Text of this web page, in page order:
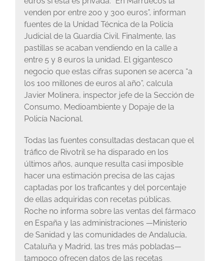
venden por entre 200 y 300 euros”, informan
fuentes de la Unidad Técnica de la Policía
Judicial de la Guardia Civil. Finalmente, las
pastillas se acaban vendiendo en la calle a
entre 5 y 8 euros la unidad. El gigantesco
negocio que estas cifras suponen se acerca “a
los 100 millones de euros al año”, calcula
Javier Molinera, inspector jefe de la Sección de
Consumo, Medioambiente y Dopaje de la
Policía Nacional.
Todas las fuentes consultadas destacan que el
tráfico de Rivotril se ha disparado en los
últimos años, aunque resulta casi imposible
hacer una estimación precisa de las cajas
captadas por los traficantes y del porcentaje
de ellas adquiridas con recetas públicas.
Roche no informa sobre las ventas del fármaco
en España y las administraciones —Ministerio
de Sanidad y las comunidades de Andalucía,
Cataluña y Madrid, las tres más pobladas—
tampoco ofrecen datos de las recetas